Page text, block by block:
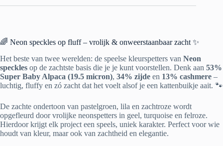
🌈 Neon speckles op fluff – vrolijk & onweerstaanbaar zacht ✨
Het beste van twee werelden: de speelse kleurspetters van Neon
speckles op de zachtste basis die je je kunt voorstellen. Denk aan 53%
Super Baby Alpaca (19.5 micron), 34% zijde en 13% cashmere –
luchtig, fluffy en zó zacht dat het voelt alsof je een kattenbuikje aait. 🐾
De zachte ondertoon van pastelgroen, lila en zachtroze wordt
opgefleurd door vrolijke neonspetters in geel, turquoise en felroze.
Hierdoor krijgt elk project een speels, uniek karakter. Perfect voor wie
houdt van kleur, maar ook van zachtheid en elegantie.